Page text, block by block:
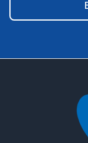
e cronograma